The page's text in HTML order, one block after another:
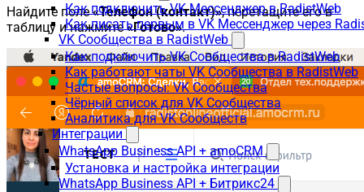
Как подключить VK Мессенджер в RadistWeb
Как писать первым в VK Мессенджер через
VK Сообщества в RadistWeb
Как подключить VK Сообщества в RadistWeb
Как работают чаты VK Сообщества в RadistWeb
Частые вопросы: VK Сообщества
Чёрный список для VK Сообщества
Аналитика для VK Сообществ
Интеграции
WhatsApp Business API + amoCRM
Установка и настройка интеграции
WhatsApp Business API + Битрикс24
Найдите поле«Телефон (контакт)», перетащите его в
таблицу и нажмите«Готово».